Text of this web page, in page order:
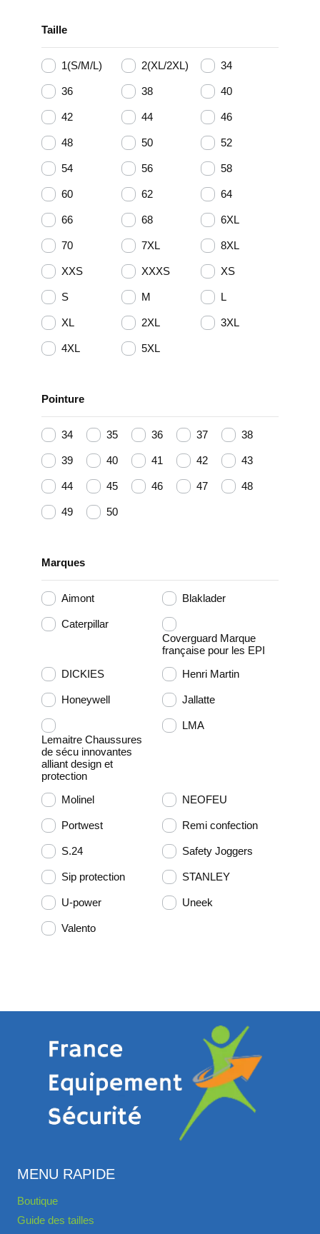
Taille
1(S/M/L) 2(XL/2XL) 34
36 38 40
42 44 46
48 50 52
54 56 58
60 62 64
66 68 6XL
70 7XL 8XL
XXS XXXS XS
S M L
XL 2XL 3XL
4XL 5XL
Pointure
34 35 36 37 38
39 40 41 42 43
44 45 46 47 48
49 50
Marques
Aimont Blaklader
Caterpillar
Coverguard Marque
française pour les EPI
DICKIES
Henri Martin
Honeywell Jallatte
Lemaitre Chaussures
de sécu innovantes
alliant design et
protection
LMA
Molinel NEOFEU
Portwest Remi confection
S.24 Safety Joggers
Sip protection STANLEY
U-power Uneek
Valento
MENU RAPIDE
Boutique
Guide des tailles